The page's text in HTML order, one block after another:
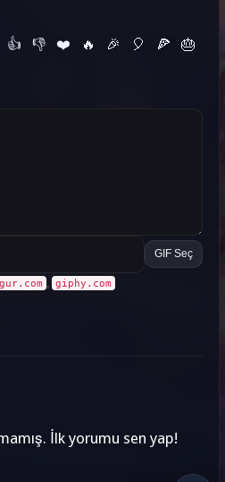
👍 👎 ❤️ 🔥 🎉 🎈 🍕
🎂
GIF Seç
giphy.com
İlk yorumu sen yap!